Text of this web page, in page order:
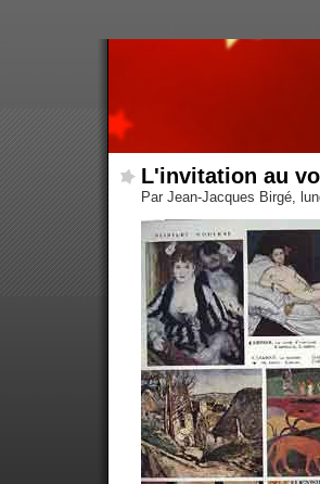
L'invitation au
Par Jean-Jacques Birgé,